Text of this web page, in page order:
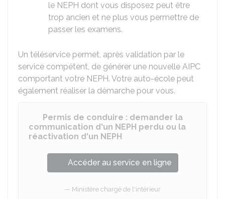
le NEPH dont vous disposez peut être
trop ancien et ne plus vous permettre de
passer les examens.
Un téléservice permet, après validation par le
service compétent, de générer une nouvelle AIPC
comportant votre NEPH. Votre auto-école peut
également réaliser la démarche pour vous.
Permis de conduire : demander la
communication d'un NEPH perdu ou la
réactivation d'un NEPH
Accéder au service en ligne
Ministère chargé de l'intérieur